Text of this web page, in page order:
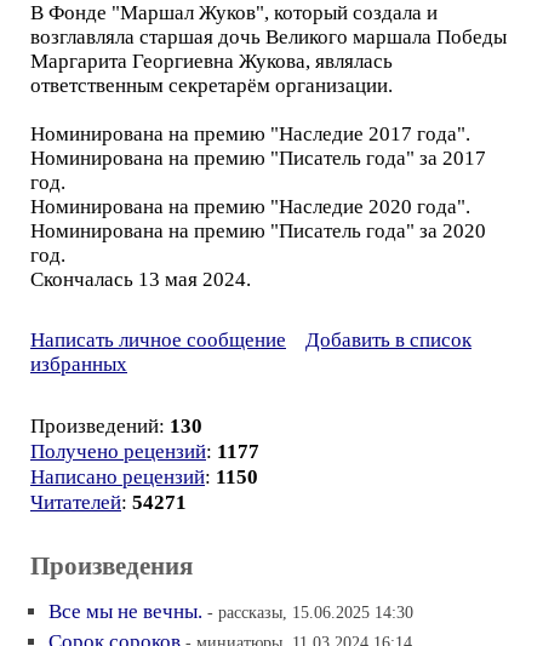
В Фонде "Маршал Жуков", который создала и
возглавляла старшая дочь Великого маршала Победы
Маргарита Георгиевна Жукова, являлась
ответственным секретарём организации.
Номинирована на премию "Наследие 2017 года".
Номинирована на премию "Писатель года" за 2017
год.
Номинирована на премию "Наследие 2020 года".
Номинирована на премию "Писатель года" за 2020
год.
Скончалась 13 мая 2024.
Написать личное сообщение
Добавить в список
избранных
Произведений: 130
Получено рецензий: 1177
Написано рецензий: 1150
Читателей: 54271
Произведения
Все мы не вечны. - рассказы, 15.06.2025 14:30